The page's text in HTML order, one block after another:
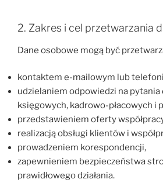
2. Zakres i cel przetwarzania
Dane osobowe mogą być
kontaktem e-mailowym lub
udzielaniem odpowiedzi na pytania
księgowych, kadrowo-płacowych i
przedstawieniem oferty
realizacją obsługi klientów i
prowadzeniem korespondencji,
zapewnieniem bezpieczeństwa
prawidłowego działania.